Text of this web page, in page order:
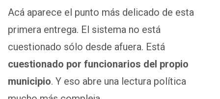
Acá aparece el punto más delicado de esta
primera entrega. El sistema no está
cuestionado sólo desde afuera. Está
cuestionado por funcionarios del propio
municipio. Y eso abre una lectura política